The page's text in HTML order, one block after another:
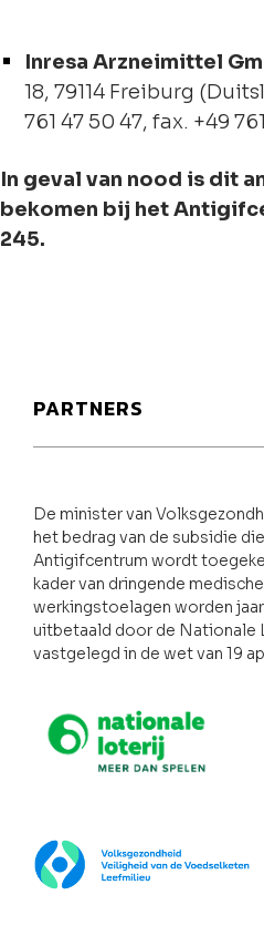
Inresa Arzneimittel
18, 79114 Freiburg
761 47 50 47, fax. +49
In geval van nood is dit
bekomen bij het
245.
PARTNERS
De minister van
het bedrag van de subsidie
Antigifcentrum wordt
kader van dringende
werkingstoelagen worden
uitbetaald door de Nationale
vastgelegd in de wet van 19
Nationale loterij